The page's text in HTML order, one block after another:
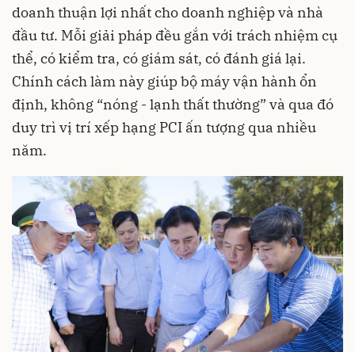
doanh thuận lợi nhất cho doanh nghiệp và nhà
đầu tư. Mỗi giải pháp đều gắn với trách nhiệm cụ
thể, có kiểm tra, có giám sát, có đánh giá lại.
Chính cách làm này giúp bộ máy vận hành ổn
định, không “nóng - lạnh thất thường” và qua đó
duy trì vị trí xếp hạng PCI ấn tượng qua nhiều
năm.